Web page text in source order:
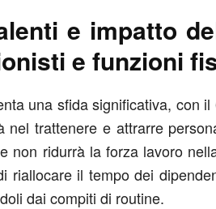
e impatto
e funzioni
una sfida significativa, con
nel trattenere e attrarre
non ridurrà la forza lavoro
riallocare il tempo dei
dai compiti di routine.